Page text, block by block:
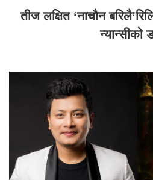
तीज लक्षित ‘नाचौन
न्यान्सीको